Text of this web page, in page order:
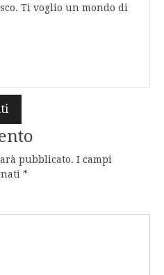
Ti voglio un mondo di
pubblicato. I campi
*